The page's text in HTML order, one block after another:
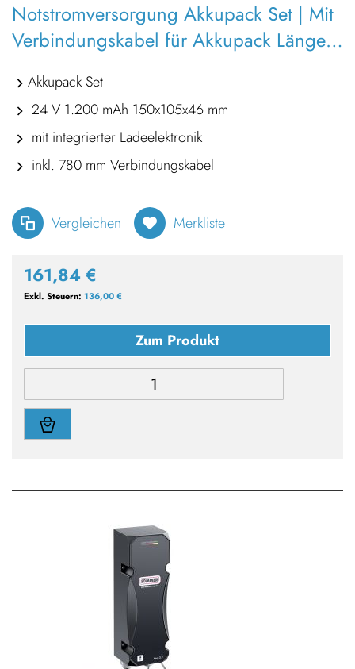
Notstromversorgung Akkupack Set | Mit
Verbindungskabel für Akkupack Länge
Akkupack Set
24 V 1.200 mAh 150x105x46 mm
mit integrierter Ladeelektronik
inkl. 780 mm Verbindungskabel
Vergleichen Merkliste
161,84 €
136,00 €
Zum Produkt